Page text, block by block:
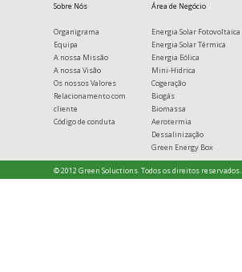
Sobre Nós
Organigrama
Equipa
A nossa Missão
A nossa Visão
Os nossos Valores
Relacionamento com
cliente
Código de conduta
Área de Negócio
Energia Solar Fotovoltaica
Energia Solar Térmica
Energia Eólica
Mini-Hidrica
Cogeração
Biogás
Biomassa
Aerotermia
Dessalinização
Green Energy Box
© 2012 Green Soluctions. Todos os direitos reservados.